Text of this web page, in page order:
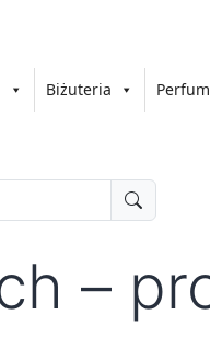
Biżuteria
–